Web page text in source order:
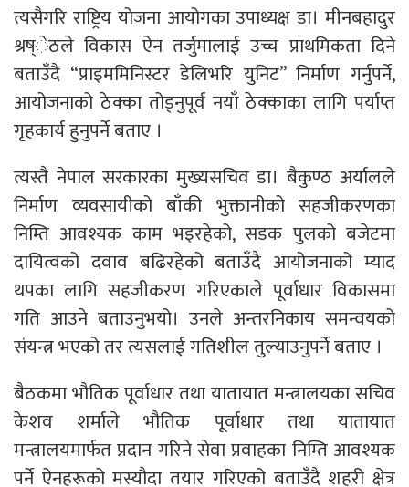
त्यसैगरि राष्ट्रिय योजना आयोगका उपाध्यक्ष डा। मीनबहादुर
श्रष्ेठले विकास ऐन तर्जुमालाई उच्च प्राथमिकता दिने
बताउँदै “प्राइममिनिस्टर डेलिभरि युनिट” निर्माण गर्नुपर्ने,
आयोजनाको ठेक्का तोड्नुपूर्व नयाँ ठेक्काका लागि पर्याप्त
गृहकार्य हुनुपर्ने बताए ।
त्यस्तै नेपाल सरकारका मुख्यसचिव डा। बैकुण्ठ अर्यालले
निर्माण व्यवसायीको बाँकी भुक्तानीको सहजीकरणका
निम्ति आवश्यक काम भइरहेको, सडक पुलको बजेटमा
दायित्वको दवाव बढिरहेको बताउँदै आयोजनाको म्याद
थपका लागि सहजीकरण गरिएकाले पूर्वाधार विकासमा
गति आउने बताउनुभयो। उनले अन्तरनिकाय समन्वयको
संयन्त्र भएको तर त्यसलाई गतिशील तुल्याउनुपर्ने बताए ।
बैठकमा भौतिक पूर्वाधार तथा यातायात मन्त्रालयका सचिव
केशव शर्माले भौतिक पूर्वाधार तथा यातायात
मन्त्रालयमार्फत प्रदान गरिने सेवा प्रवाहका निम्ति आवश्यक
पर्ने ऐनहरूको मस्यौदा तयार गरिएको बताउँदै शहरी क्षेत्र